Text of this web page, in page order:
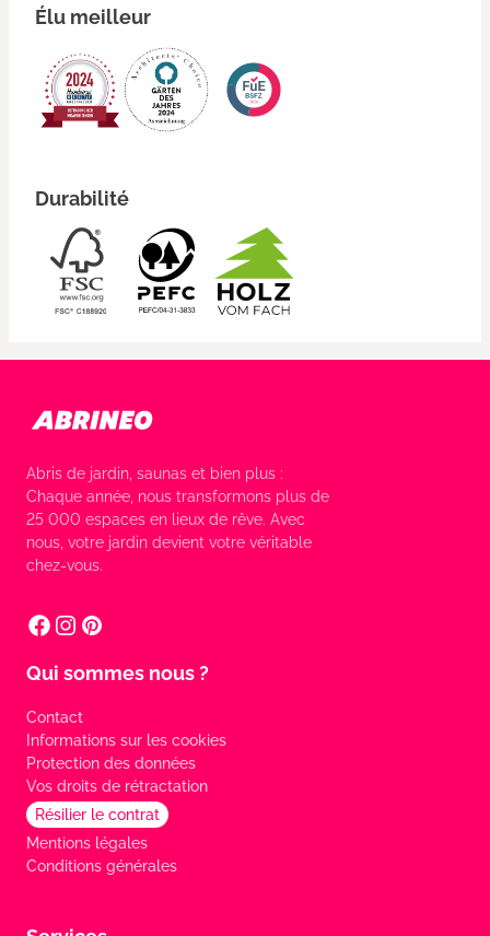
Élu meilleur
Durabilité
Abris de jardin, saunas et bien plus :
Chaque année, nous transformons plus de
25 000 espaces en lieux de rêve. Avec
nous, votre jardin devient votre véritable
chez-vous.
Qui sommes nous ?
Contact
Informations sur les cookies
Protection des données
Vos droits de rétractation
Résilier le contrat
Mentions légales
Conditions générales